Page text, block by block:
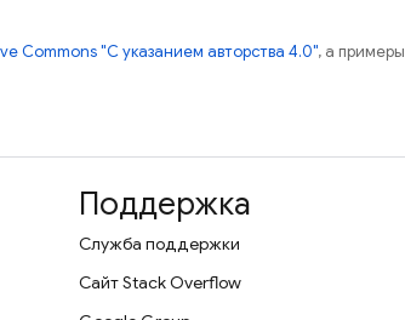
Commons "С указанием авторства 4.0", а
Поддержка
Служба поддержки
Сайт Stack Overflow